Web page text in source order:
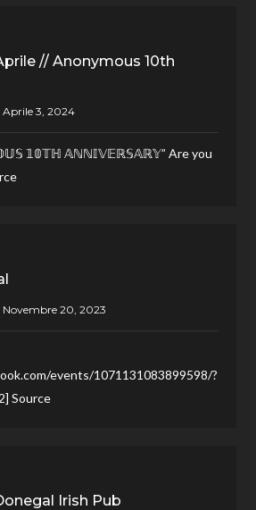
// Anonymous 10th
𝟙𝟘𝕋ℍ 𝔸ℕℕ𝕀𝕍𝔼ℝ𝕊𝔸ℝ𝕐” Are you
events/1071131083899598/?
Source
Irish Pub